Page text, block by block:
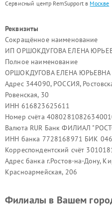
Сервисный центр RemSupport в Москве
Реквизиты
Сокращённое наименование
ИП ОРШОКДУГОВА ЕЛЕНА
Полное наименование
ОРШОКДУГОВА ЕЛЕНА ЮРЬЕВНА
Адрес 344090, РОССИЯ,
Ровенская, 30
ИНН 616823625611
Номер счёта
Валюта RUR Банк ФИЛИАЛ
ИНН банка 7728168971 БИК
Корреспондентский счёт
Адрес банка г.Ростов-на-Дону,
Красноармейская, 206
Филиалы в Вашем